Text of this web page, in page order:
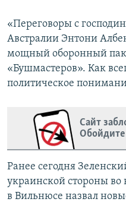
«Переговоры с
Австралии Энтони
мощный оборонный
«Бушмастеров». Как
политическое
Сайт
Ранее сегодня
украинской стороны
в Вильнюсе назвал